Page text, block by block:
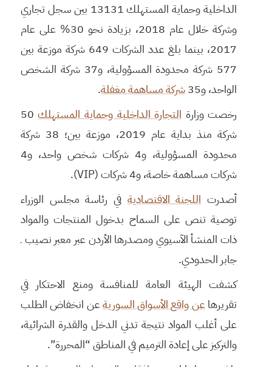
الداخلية وحماية المستهلك 13131 بين سجل تجاري
وشركة خلال عام 2018، بزيادة نحو 30% على عام
2017، بينما بلغ عدد الشركات 649 شركة موزعة بين
577 شركة محدودة المسؤولية، و37 شركة الشخص
الواحد، و35
شركة مساهمة مغفلة.
رخصت وزارة التجارة الداخلية وحماية المستهلك 50
شركة منذ بداية عام 2019، موزعة بين؛ 38 شركة
محدودة المسؤولية، و4 شركات شخص واحد، و4
شركات مساهمة خاصة، و4 شركات (VIP).
أصدرتاللجنة الاقتصاديةفي رئاسة مجلس الوزراء
توصية تنص على السماح بدخول المنتجات والمواد
ذات المنشأ الآسيوي ومصدرها الأردن عبر معبر نصيب ـ
جابر الحدودي.
كشفت الهيئة العامة للمنافسة ومنع الاحتكار في
تقريرهاعن واقع الأسواق السوريةعن انخفاض الطلب
على أغلب المواد نتيجة تدني الدخل والقدرة الشرائية،
والتركيز على إعادة الترميم في المناطق “المحررة”.